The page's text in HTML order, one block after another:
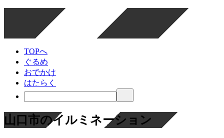
TOPへ
ぐるめ
おでかけ
はたらく
山口市のイルミネーション